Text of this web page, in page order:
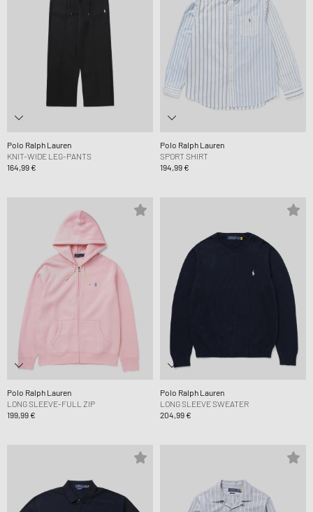
Polo Ralph Lauren
KNIT-WIDE LEG-PANTS
164,99 €
Polo Ralph Lauren
SPORT SHIRT
194,99 €
Polo Ralph Lauren
LONG SLEEVE-FULL ZIP
199,99 €
Polo Ralph Lauren
LONG SLEEVE SWEATER
204,99 €